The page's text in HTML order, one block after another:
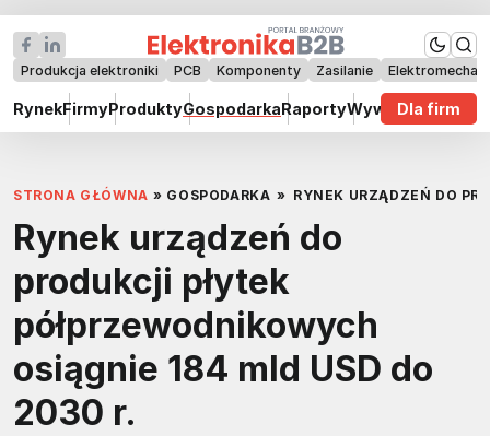
Produkcja elektroniki PCB Komponenty Zasilanie
RynekFirmyProduktyGospodarkaRaportyWywiadyDla firm
STRONA GŁÓWNA » GOSPODARKA » RYNEK URZĄDZEŃ DO
Rynek urządzeń do
produkcji płytek
półprzewodnikowych
osiągnie 184 mld USD do
2030 r.